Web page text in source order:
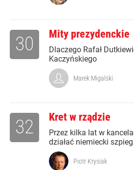
Mity prezydenckie
Dlaczego Rafał
Kaczyńskiego
30
Marek Migalski
Kret w rządzie
Przez kilka lat w
działać niemiecki szpieg
32
Piotr Krysiak